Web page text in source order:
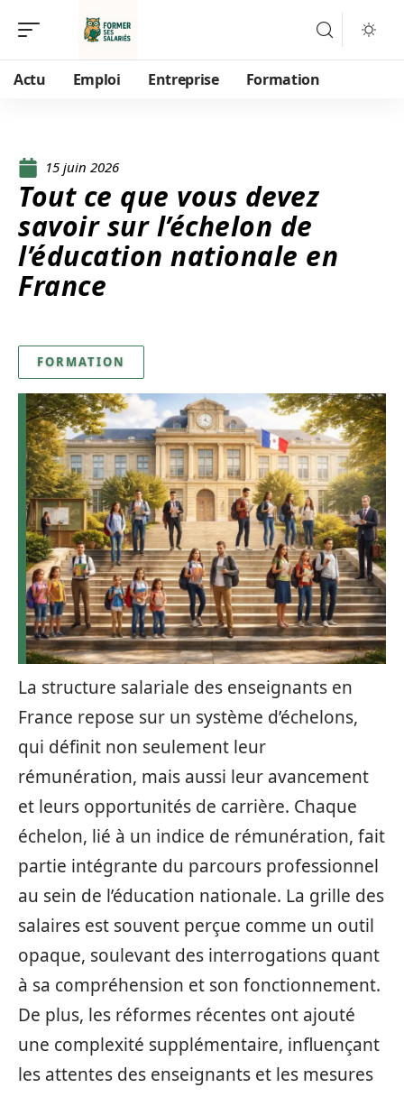
Actu Emploi Entreprise Formation
15 juin 2026
Tout ce que vous devez
savoir sur l’échelon de
l’éducation nationale en
France
FORMATION
La structure salariale des enseignants en
France repose sur un système d’échelons,
qui définit non seulement leur
rémunération, mais aussi leur avancement
et leurs opportunités de carrière. Chaque
échelon, lié à un indice de rémunération, fait
partie intégrante du parcours professionnel
au sein de l’éducation nationale. La grille des
salaires est souvent perçue comme un outil
opaque, soulevant des interrogations quant
à sa compréhension et son fonctionnement.
De plus, les réformes récentes ont ajouté
une complexité supplémentaire, influençant
les attentes des enseignants et les mesures